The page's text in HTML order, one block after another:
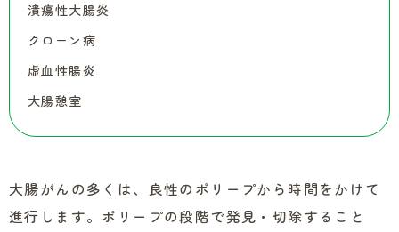
潰瘍性大腸炎
クローン病
虚血性腸炎
大腸憩室
大腸がんの多くは、良性のポリープから時間をかけて
進行します。ポリープの段階で発見・切除すること